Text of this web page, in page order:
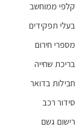
קלפי ממוחשב
בעלי תפקידים
מספרי חירום
בריכת שחייה
חבילות בדואר
סידור רכב
רישום גשם